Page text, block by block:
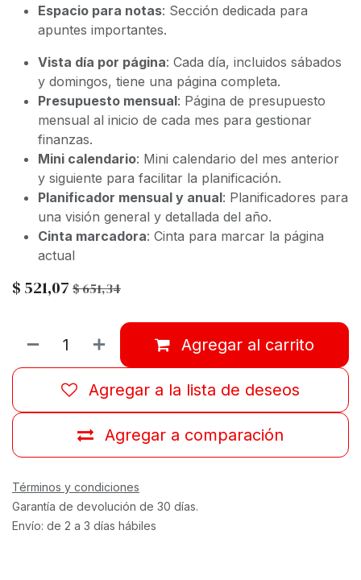
Espacio para notas: Sección dedicada para
apuntes importantes.
Vista día por página: Cada día, incluidos sábados
y domingos, tiene una página completa.
Presupuesto mensual: Página de presupuesto
mensual al inicio de cada mes para gestionar
finanzas.
Mini calendario: Mini calendario del mes anterior
y siguiente para facilitar la planificación.
Planificador mensual y anual: Planificadores para
una visión general y detallada del año.
Cinta marcadora: Cinta para marcar la página
actual
$ 521,07 $651,34
Agregar al carrito
Agregar a comparación
Agregar a la lista de deseos
Términos y condiciones
Garantía de devolución de 30 días.
Envío: de 2 a 3 días hábiles